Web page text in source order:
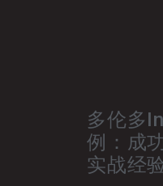
多伦多
例：成
实战经